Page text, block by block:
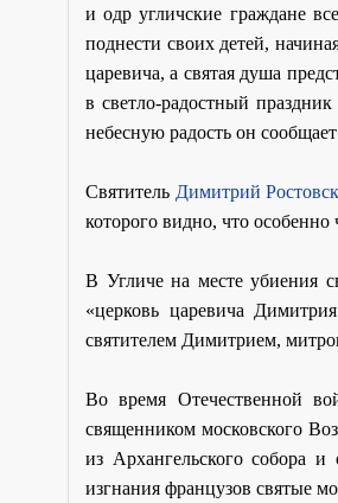
и одр угличские граждане
поднести своих детей,
царевича, а святая душа
в светло-радостный
небесную радость он
Святитель Димитрий
которого видно, что особенно
В Угличе на месте убиения
«церковь царевича
святителем Димитрием,
Во время Отечественной
священником московского
из Архангельского собора
изгнания французов святые